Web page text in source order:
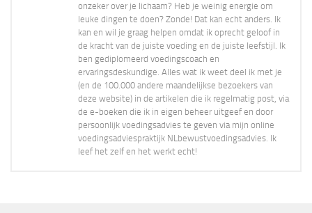
onzeker over je lichaam? Heb je weinig energie om
leuke dingen te doen? Zonde! Dat kan echt anders. Ik
kan en wil je graag helpen omdat ik oprecht geloof in
de kracht van de juiste voeding en de juiste leefstijl. Ik
ben gediplomeerd voedingscoach en
ervaringsdeskundige. Alles wat ik weet deel ik met je
(en de 100.000 andere maandelijkse bezoekers van
deze website) in de artikelen die ik regelmatig post, via
de e-boeken die ik in eigen beheer uitgeef en door
persoonlijk voedingsadvies te geven via mijn online
voedingsadviespraktijk NLbewustvoedingsadvies. Ik
leef het zelf en het werkt echt!